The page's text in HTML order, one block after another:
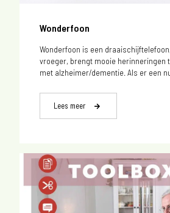
Wonderfoon
Wonderfoon is een
vroeger, brengt mooie herinneringen
met alzheimer/dementie. Als er een
Lees meer